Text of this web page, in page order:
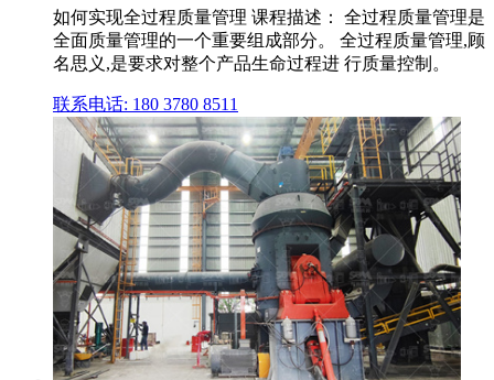
如何实现全过程质量管理 课程描述： 全过程质量管理是
全面质量管理的一个重要组成部分。 全过程质量管理,顾
名思义,是要求对整个产品生命过程进 行质量控制。
联系电话: 180 3780 8511